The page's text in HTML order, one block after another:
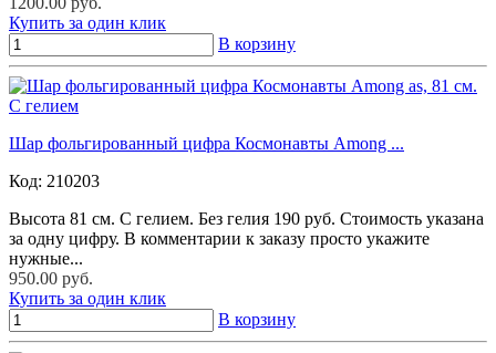
Купить за один клик
В корзину
Шар фольгированный цифра Космонавты Among ...
Код: 210203
Высота 81 см. С гелием. Без гелия 190 руб. Стоимость указана
за одну цифру. В комментарии к заказу просто укажите
нужные...
950.00 руб.
Купить за один клик
В корзину